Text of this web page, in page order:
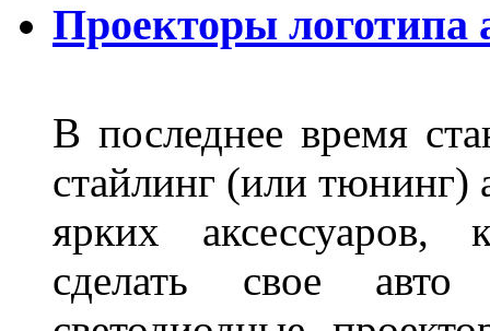
Проекторы логотипа
В последнее время
стайлинг (или тюнинг)
ярких аксессуаров,
сделать свое